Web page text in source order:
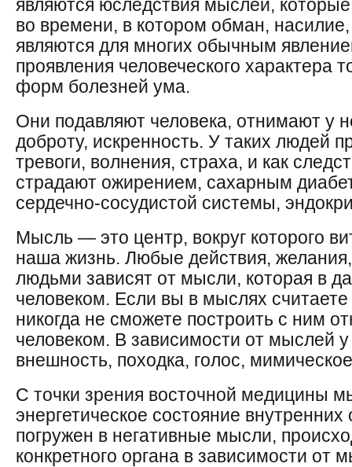
являются юследствия мыслей,
во време­ни, в котором обман, насилие,
являются для мно­гих обычным
проявления чело­веческого характера
форм болезней ума.
Они подавляют человека, отнимают у
добро­ту, искренность. У таких людей
тревоги, волнения, страха, и как
страдают ожирени­ем, сахарным
сердечно-сосудистой систе­мы,
Мысль — это центр, вокруг которого
наша жизнь. Любые действия,
людь­ми зависят от мысли, которая в
челове­ком. Если вы в мыслях
никогда не сможете построить с ним
человеком. В зависимости от мыслей
внешность, походка, голос,
С точки зрения восточной медицины
энергетическое состояние внутренних
по­гружен в негативные мысли,
конкрет­ного органа в зависимости от